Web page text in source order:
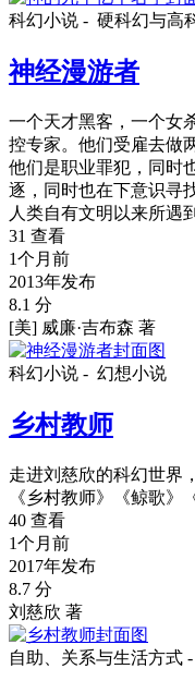
科幻小说 - 硬科幻与高
神经漫游者
一个天才黑客，一个女
控专家。他们受雇去做
他们是职业罪犯，同时
逐，同时也在下意识寻
人类自有文明以来所
31 查看
1个月前
2013年发布
8.1 分
[美] 威廉·吉布森 著
科幻小说 - 幻想小说
乡村教师
走进刘慈欣的科幻世界
《乡村教师》《鲸歌》
40 查看
1个月前
2017年发布
8.7 分
刘慈欣 著
自助、关系与生活方式 -